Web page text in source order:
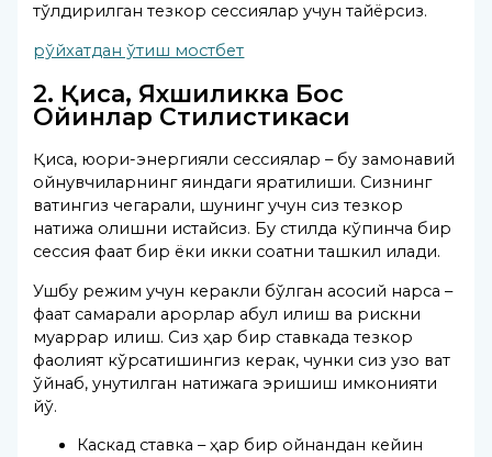
тўлдирилган тезкор сессиялар учун тайёрсиз.
рўйхатдан ўтиш мостбет
2. Қисқа, Яхшиликка Бос
Ойинлар Стилистикаси
Қисқа, юқори-энергияли сессиялар – бу замонавий
ойнувчиларнинг яқиндаги яратилиши. Сизнинг
вақтингиз чегарали, шунинг учун сиз тезкор
натижа олишни истайсиз. Бу стилда кўпинча бир
сессия фақат бир ёки икки соатни ташкил қилади.
Ушбу режим учун керакли бўлган асосий нарса –
фақат самарали қарорлар қабул қилиш ва рискни
муқаррар қилиш. Сиз ҳар бир ставкада тезкор
фаолият кўрсатишингиз керак, чунки сиз узоқ вақт
ўйнаб, унутилган натижага эришиш имконияти
йўқ.
Каскад ставка – ҳар бир ойнандан кейин